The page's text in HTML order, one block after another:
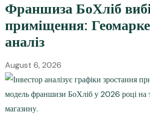
Франшиза БоХліб
приміщення:
аналіз
August 6, 2026